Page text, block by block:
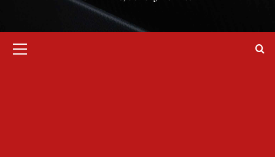
główne